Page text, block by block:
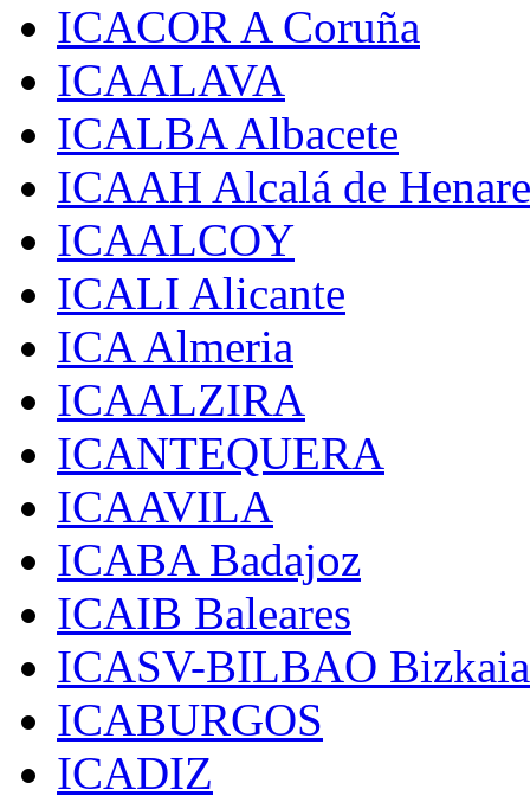
ICACOR A Coruña
ICAALAVA
ICALBA Albacete
ICAAH Alcalá de
ICAALCOY
ICALI Alicante
ICA Almeria
ICAALZIRA
ICANTEQUERA
ICAAVILA
ICABA Badajoz
ICAIB Baleares
ICASV-BILBAO Bizkaia
ICABURGOS
ICADIZ